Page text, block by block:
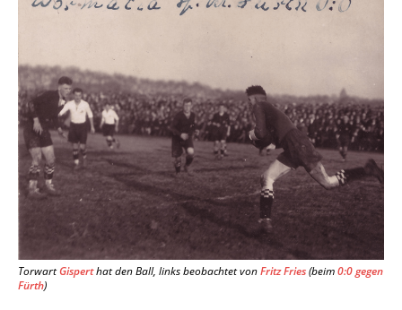
TorwartGisperthat den Ball, links beobachtet vonFritz Fries(beim0:0 gegen
Fürth)